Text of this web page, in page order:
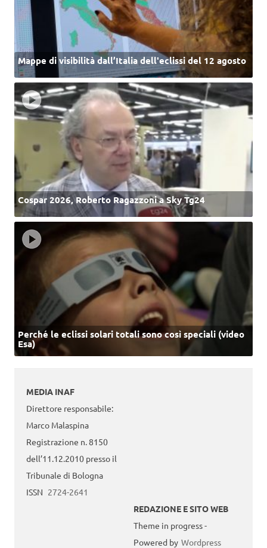
Mappe di visibilità dall’Italia dell'eclissi del 12 agosto
Cospar 2026, Roberto Ragazzoni a Sky Tg24
Perché le eclissi solari totali sono così speciali (video
Esa)
MEDIA INAF
Direttore responsabile:
Marco Malaspina
Registrazione n. 8150
dell’11.12.2010 presso il
Tribunale di Bologna
ISSN 2724-2641
REDAZIONE E SITO WEB
Theme in progress -
Powered by Wordpress